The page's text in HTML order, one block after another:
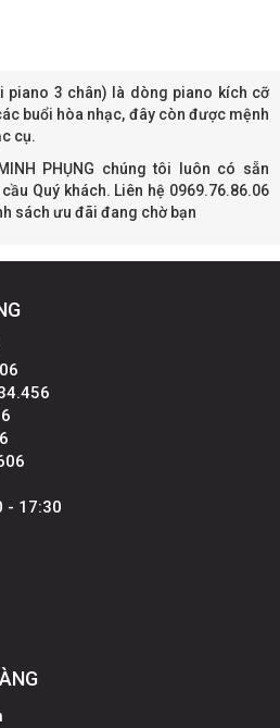
piano 3 chân) là dòng piano kích cỡ
buổi hòa nhạc, đây còn được mệnh
cụ.
PHỤNG chúng tôi luôn có sẵn
Quý khách. Liên hệ 0969.76.86.06
sách ưu đãi đang chờ bạn
- 17:30